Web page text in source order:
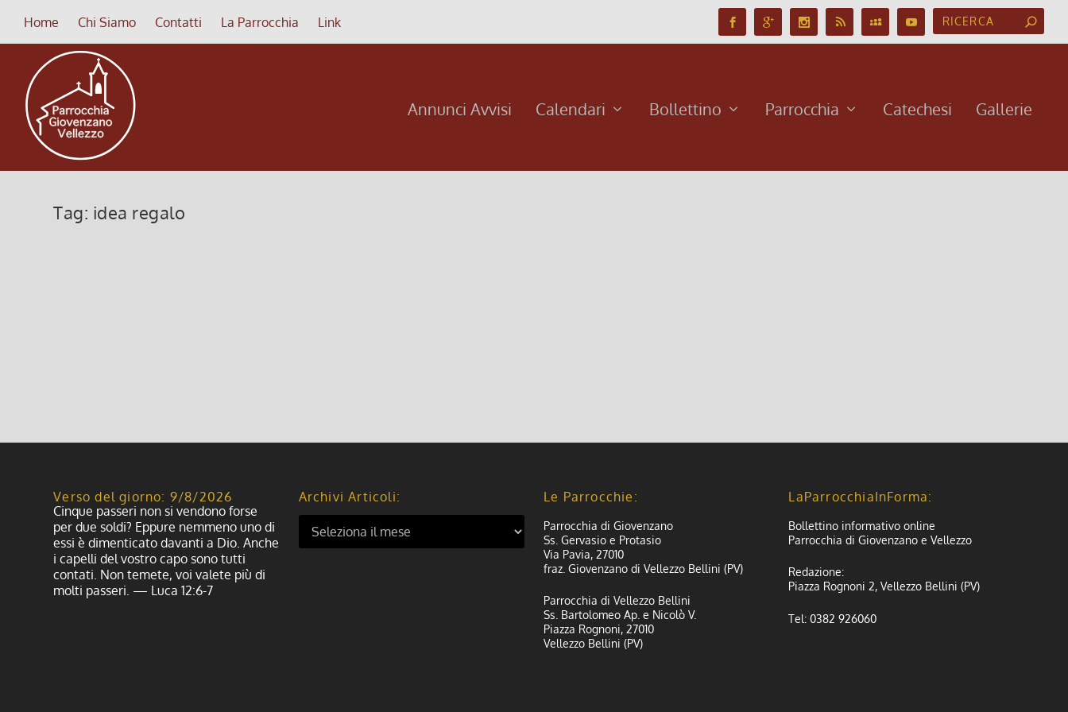
Home Chi Siamo Contatti La Parrocchia Link
Annunci Avvisi Calendari Bollettino Parrocchia Catechesi Gallerie
Tag: idea regalo
Verso del giorno: 9/8/2026
Cinque passeri non si vendono forse
per due soldi? Eppure nemmeno uno di
essi è dimenticato davanti a Dio. Anche
i capelli del vostro capo sono tutti
contati. Non temete, voi valete più di
molti passeri. — Luca 12:6-7
Archivi Articoli: Le Parrocchie:
Parrocchia di Giovenzano
Ss. Gervasio e Protasio
Via Pavia, 27010
fraz. Giovenzano di Vellezzo Bellini (PV)
Parrocchia di Vellezzo Bellini
Ss. Bartolomeo Ap. e Nicolò V.
Piazza Rognoni, 27010
Vellezzo Bellini (PV)
LaParrocchiaInForma:
Bollettino informativo online
Parrocchia di Giovenzano e Vellezzo
Redazione:
Piazza Rognoni 2, Vellezzo Bellini (PV)
Tel: 0382 926060